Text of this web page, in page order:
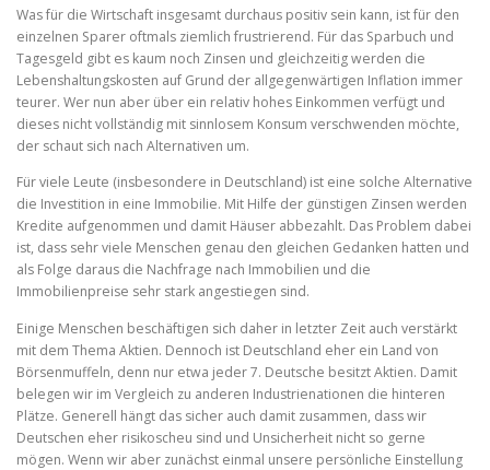
Was für die Wirtschaft insgesamt durchaus positiv sein kann, ist für den
einzelnen Sparer oftmals ziemlich frustrierend. Für das Sparbuch und
Tagesgeld gibt es kaum noch Zinsen und gleichzeitig werden die
Lebenshaltungskosten auf Grund der allgegenwärtigen Inflation immer
teurer. Wer nun aber über ein relativ hohes Einkommen verfügt und
dieses nicht vollständig mit sinnlosem Konsum verschwenden möchte,
der schaut sich nach Alternativen um.
Für viele Leute (insbesondere in Deutschland) ist eine solche Alternative
die Investition in eine Immobilie. Mit Hilfe der günstigen Zinsen werden
Kredite aufgenommen und damit Häuser abbezahlt. Das Problem dabei
ist, dass sehr viele Menschen genau den gleichen Gedanken hatten und
als Folge daraus die Nachfrage nach Immobilien und die
Immobilienpreise sehr stark angestiegen sind.
Einige Menschen beschäftigen sich daher in letzter Zeit auch verstärkt
mit dem Thema Aktien. Dennoch ist Deutschland eher ein Land von
Börsenmuffeln, denn nur etwa jeder 7. Deutsche besitzt Aktien. Damit
belegen wir im Vergleich zu anderen Industrienationen die hinteren
Plätze. Generell hängt das sicher auch damit zusammen, dass wir
Deutschen eher risikoscheu sind und Unsicherheit nicht so gerne
mögen. Wenn wir aber zunächst einmal unsere persönliche Einstellung